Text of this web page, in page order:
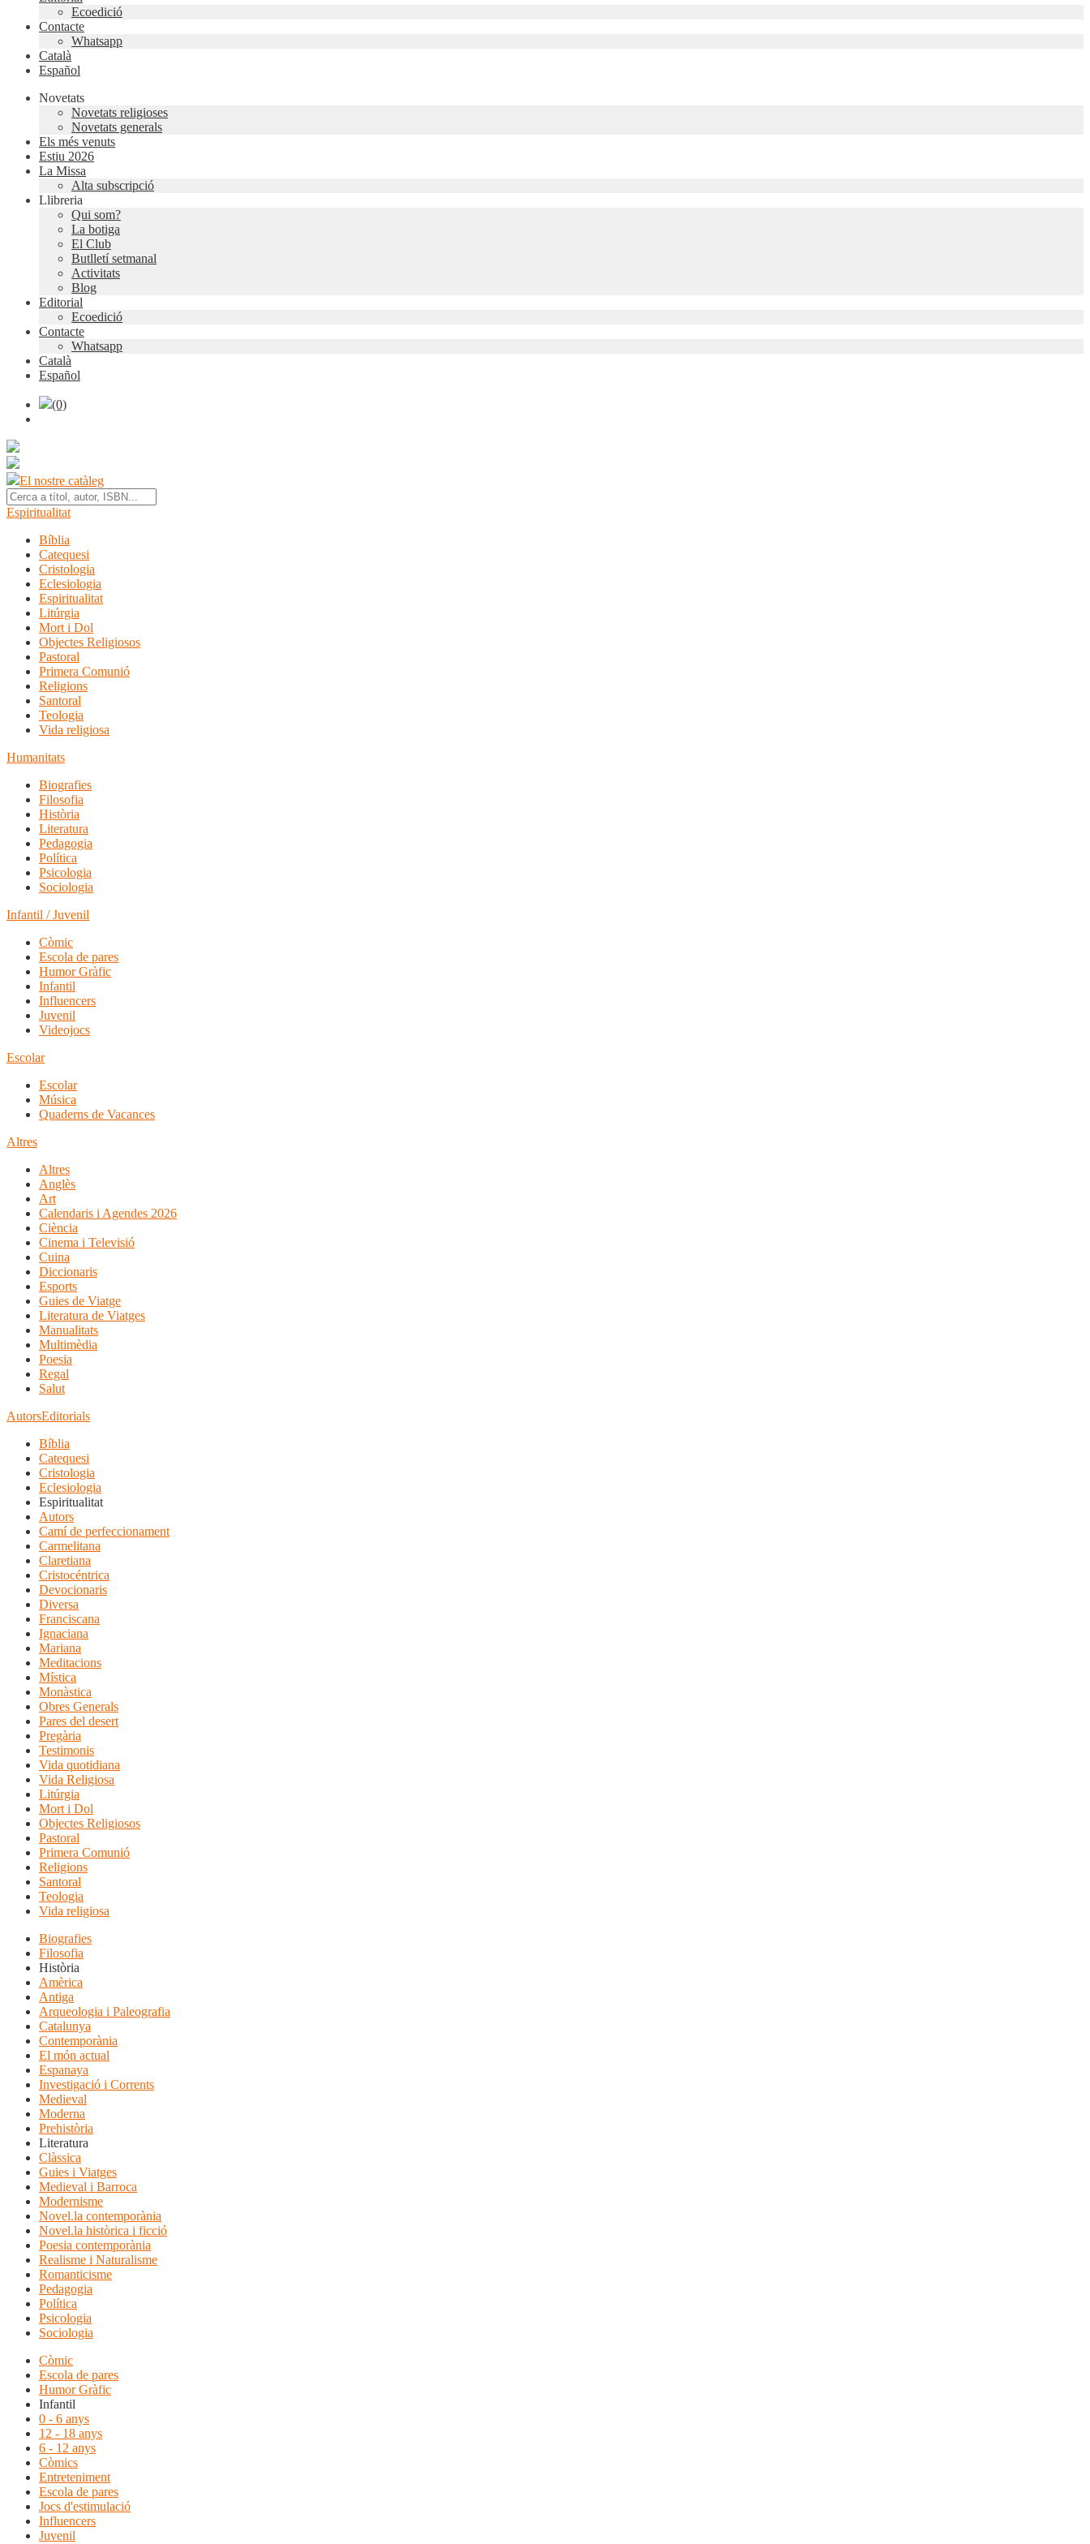
Ecoedició
Contacte
Whatsapp
Català
Español
Novetats
Novetats religioses
Novetats generals
Els més venuts
Estiu 2026
La Missa
Alta subscripció
Llibreria
Qui som?
La botiga
El Club
Butlletí setmanal
Activitats
Blog
Editorial
Ecoedició
Contacte
Whatsapp
Català
Español
(0)
El nostre catàleg
Espiritualitat
Bíblia
Catequesi
Cristologia
Eclesiologia
Espiritualitat
Litúrgia
Mort i Dol
Objectes Religiosos
Pastoral
Primera Comunió
Religions
Santoral
Teologia
Vida religiosa
Humanitats
Biografies
Filosofia
Història
Literatura
Pedagogia
Política
Psicologia
Sociologia
Infantil / Juvenil
Còmic
Escola de pares
Humor Gràfic
Infantil
Influencers
Juvenil
Videojocs
Escolar
Escolar
Música
Quaderns de Vacances
Altres
Altres
Anglès
Art
Calendaris i Agendes 2026
Ciència
Cinema i Televisió
Cuina
Diccionaris
Esports
Guies de Viatge
Literatura de Viatges
Manualitats
Multimèdia
Poesia
Regal
Salut
AutorsEditorials
Bíblia
Catequesi
Cristologia
Eclesiologia
Espiritualitat
Autors
Camí de perfeccionament
Carmelitana
Claretiana
Cristocéntrica
Devocionaris
Diversa
Franciscana
Ignaciana
Mariana
Meditacions
Mística
Monàstica
Obres Generals
Pares del desert
Pregària
Testimonis
Vida quotidiana
Vida Religiosa
Litúrgia
Mort i Dol
Objectes Religiosos
Pastoral
Primera Comunió
Religions
Santoral
Teologia
Vida religiosa
Biografies
Filosofia
Història
Amèrica
Antiga
Arqueologia i Paleografia
Catalunya
Contemporània
El món actual
Espanaya
Investigació i Corrents
Medieval
Moderna
Prehistòria
Literatura
Clàssica
Guies i Viatges
Medieval i Barroca
Modernisme
Novel.la contemporània
Novel.la històrica i ficció
Poesia contemporània
Realisme i Naturalisme
Romanticisme
Pedagogia
Política
Psicologia
Sociologia
Còmic
Escola de pares
Humor Gràfic
Infantil
0 - 6 anys
12 - 18 anys
6 - 12 anys
Còmics
Entreteniment
Escola de pares
Jocs d'estimulació
Influencers
Juvenil